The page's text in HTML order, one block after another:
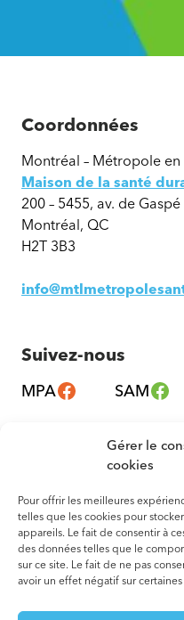
Gérer le
cookies
Pour offrir les meilleures
telles que les cookies pour
appareils. Le fait de consentir à
des données telles que le
sur ce site. Le fait de ne pas
avoir un effet négatif sur
Coordonnées
Montréal – Métropole en
Maison de la santé
200 – 5455, av. de Gaspé
Montréal, QC
H2T 3B3
Suivez-nous
MPA SAM